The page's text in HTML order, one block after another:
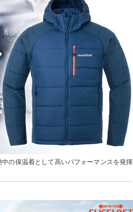
の保温着として高いパフォーマンスを発揮